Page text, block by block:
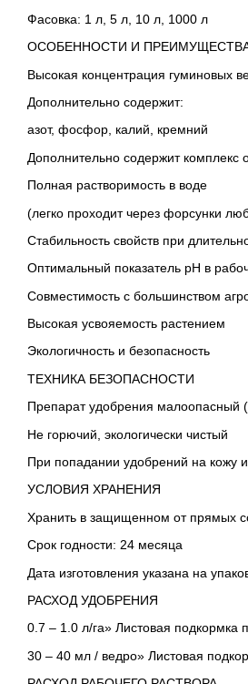
Фасовка: 1 л, 5 л, 10 л, 1000 л
ОСОБЕННОСТИ И
Высокая концентрация гуминовых
Дополнительно содержит:
азот, фосфор, калий, кремний
Дополнительно содержит комплекс
Полная растворимость в воде
(легко проходит через форсунки
Стабильность свойств при
Оптимальный показатель рН в
Совместимость с большинством
Высокая усвояемость растением
Экологичность и безопасность
ТЕХНИКА БЕЗОПАСНОСТИ
Препарат удобрения малоопасный
Не горючий, экологически чистый
При попадании удобрений на кожу
УСЛОВИЯ ХРАНЕНИЯ
Хранить в защищенном от прямых
Срок годности: 24 месяца
Дата изготовления указана на
РАСХОД УДОБРЕНИЯ
0.7 – 1.0 л/га» Листовая подкормка
30 – 40 мл / ведро» Листовая